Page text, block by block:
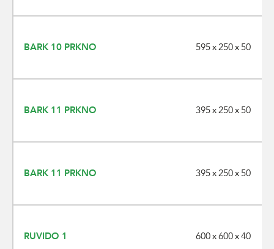
BARK 10 PRKNO 595 x 250 x 50
BARK 11 PRKNO 395 x 250 x 50
BARK 11 PRKNO 395 x 250 x 50
RUVIDO 1 600 x 600 x 40